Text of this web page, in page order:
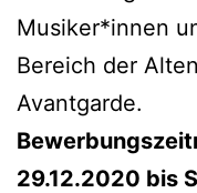
Musiker*innen
Bereich der
Avantgarde.
29.12.2020 bis